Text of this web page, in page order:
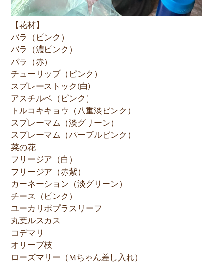
【花材】
バラ（ピンク）
バラ（濃ピンク）
バラ（赤）
チューリップ（ピンク）
スプレーストック(白)
アスチルベ（ピンク）
トルコキキョウ（八重淡ピンク）
スプレーマム（淡グリーン）
スプレーマム（パープルピンク）
菜の花
フリージア（白）
フリージア（赤紫）
カーネーション（淡グリーン）
チース（ピンク）
ユーカリポプラスリーフ
丸葉ルスカス
コデマリ
オリーブ枝
ローズマリー（Mちゃん差し入れ）